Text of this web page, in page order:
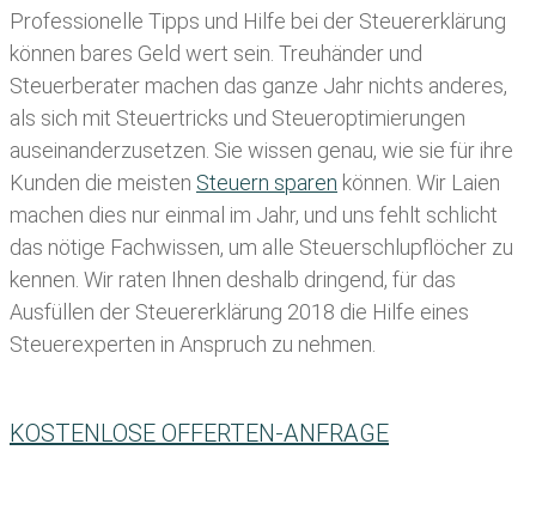
Professionelle Tipps und Hilfe bei der Steuererklärung
können bares Geld wert sein. Treuhänder und
Steuerberater machen das ganze Jahr nichts anderes,
als sich mit Steuertricks und Steueroptimierungen
auseinanderzusetzen. Sie wissen genau, wie sie für ihre
Kunden die meisten Steuern sparen können. Wir Laien
machen dies nur einmal im Jahr, und uns fehlt schlicht
das nötige Fachwissen, um alle Steuerschlupflöcher zu
kennen. Wir raten Ihnen deshalb dringend, für das
Ausfüllen der Steuererklärung 2018 die Hilfe eines
Steuerexperten in Anspruch zu nehmen.
KOSTENLOSE OFFERTEN-ANFRAGE